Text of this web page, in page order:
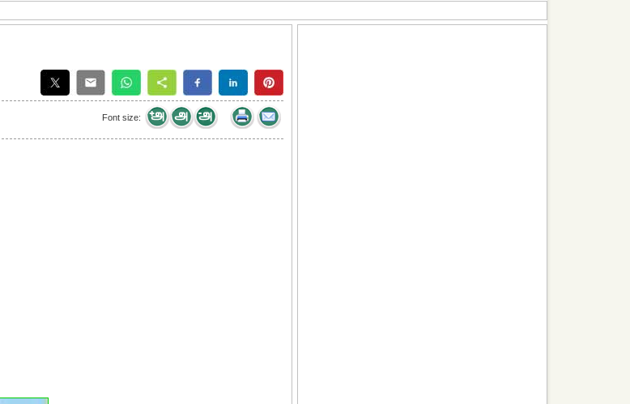
Font size: